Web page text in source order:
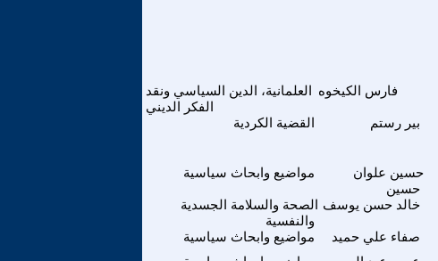
العلمانية، الدين السياسي ونقد
الفكر الديني
فارس الكيخوه
القضية الكردية بير رستم
مواضيع وابحاث سياسية
حسين علوان
حسين
الصحة والسلامة الجسدية
والنفسية
خالد حسن يوسف
مواضيع وابحاث سياسية صفاء علي حميد